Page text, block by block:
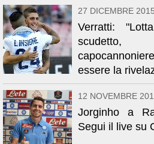
27 DICEMBRE 2015
Verratti:
essere la
12 NOVEMBRE
Jorginho a
Segui il live su